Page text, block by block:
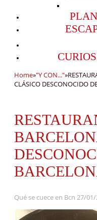
Home»"Y CON..."»
CLÁSICO DESCONOCIDO
Qué se cuece en Bcn 27/01/